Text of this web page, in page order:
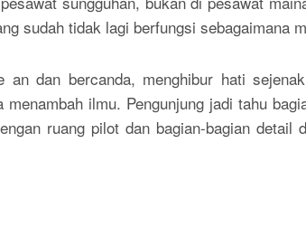
sudah tidak lagi berfungsi sebagaimana
dan bercanda, menghibur hati
ilmu. Pengunjung jadi tahu
ruang pilot dan bagian-bagian detail